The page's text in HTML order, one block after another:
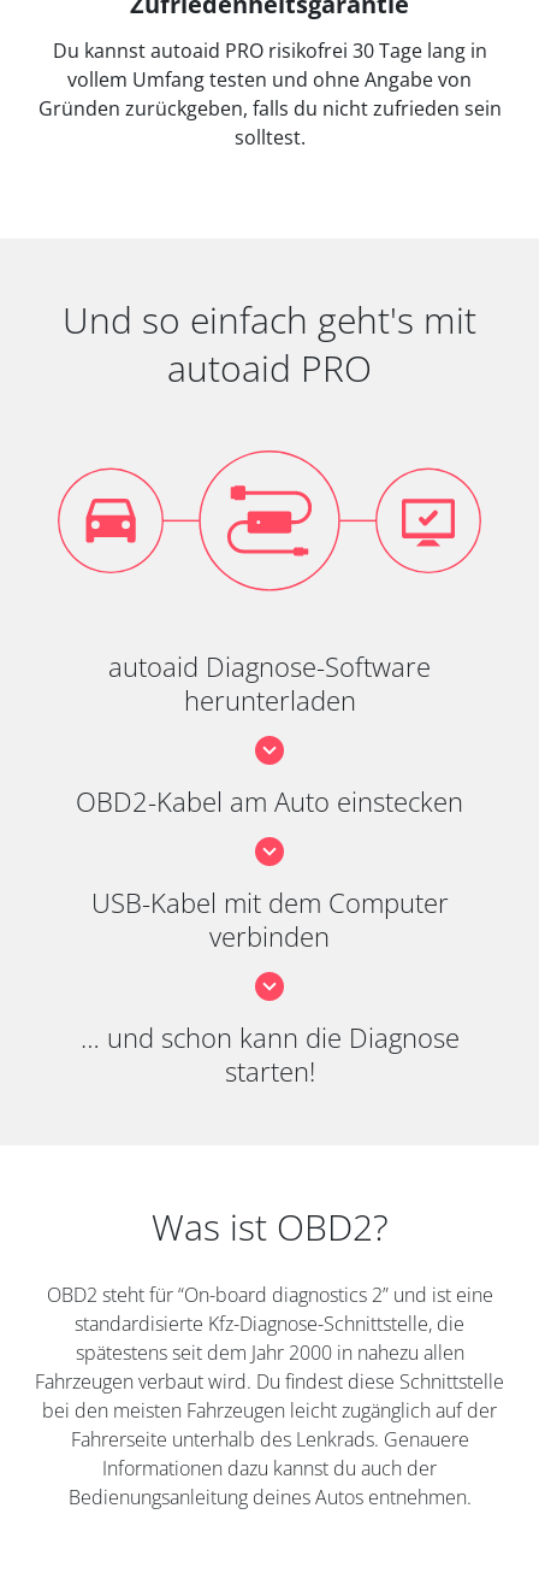
Du kannst autoaid PRO risikofrei 30 Tage lang in
vollem Umfang testen und ohne Angabe von
Gründen zurückgeben, falls du nicht zufrieden sein
solltest.
Und so einfach geht's mit
autoaid PRO
autoaid Diagnose-Software
herunterladen
OBD2-Kabel am Auto einstecken
USB-Kabel mit dem Computer
verbinden
… und schon kann die Diagnose
starten!
Was ist OBD2?
OBD2 steht für “On-board diagnostics 2” und ist eine
standardisierte Kfz-Diagnose-Schnittstelle, die
spätestens seit dem Jahr 2000 in nahezu allen
Fahrzeugen verbaut wird. Du findest diese Schnittstelle
bei den meisten Fahrzeugen leicht zugänglich auf der
Fahrerseite unterhalb des Lenkrads. Genauere
Informationen dazu kannst du auch der
Bedienungsanleitung deines Autos entnehmen.